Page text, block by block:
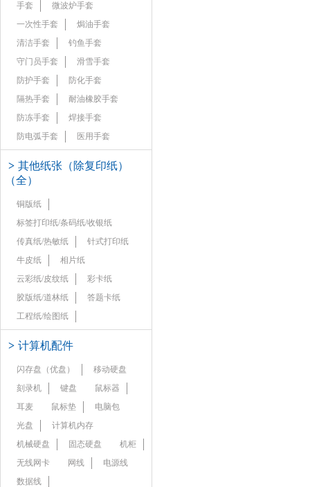
手套
微波炉手套
一次性手套
焗油手套
清洁手套
钓鱼手套
守门员手套
滑雪手套
防护手套
防化手套
隔热手套
耐油橡胶手套
防冻手套
焊接手套
防电弧手套
医用手套
> 其他纸张（除复印纸）
（全）
铜版纸
标签打印纸/条码纸/收银纸
传真纸/热敏纸
针式打印纸
牛皮纸
相片纸
云彩纸/皮纹纸
彩卡纸
胶版纸/道林纸
答题卡纸
工程纸/绘图纸
> 计算机配件
闪存盘（优盘）
移动硬盘
刻录机
键盘
鼠标器
耳麦
鼠标垫
电脑包
光盘
计算机内存
机械硬盘
固态硬盘
机柜
无线网卡
网线
电源线
数据线